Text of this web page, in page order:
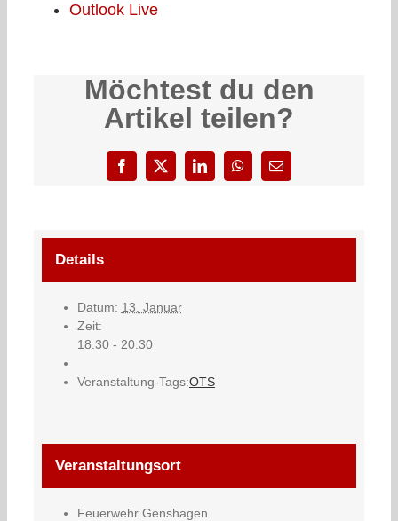
Outlook Live
Möchtest du den
Artikel teilen?
Facebook
X LinkedInWhatsApp
E-
Mail
Details
Datum: 13. Januar
Zeit:
18:30 - 20:30
Veranstaltung-Tags:OTS
Veranstaltungsort
Feuerwehr Genshagen